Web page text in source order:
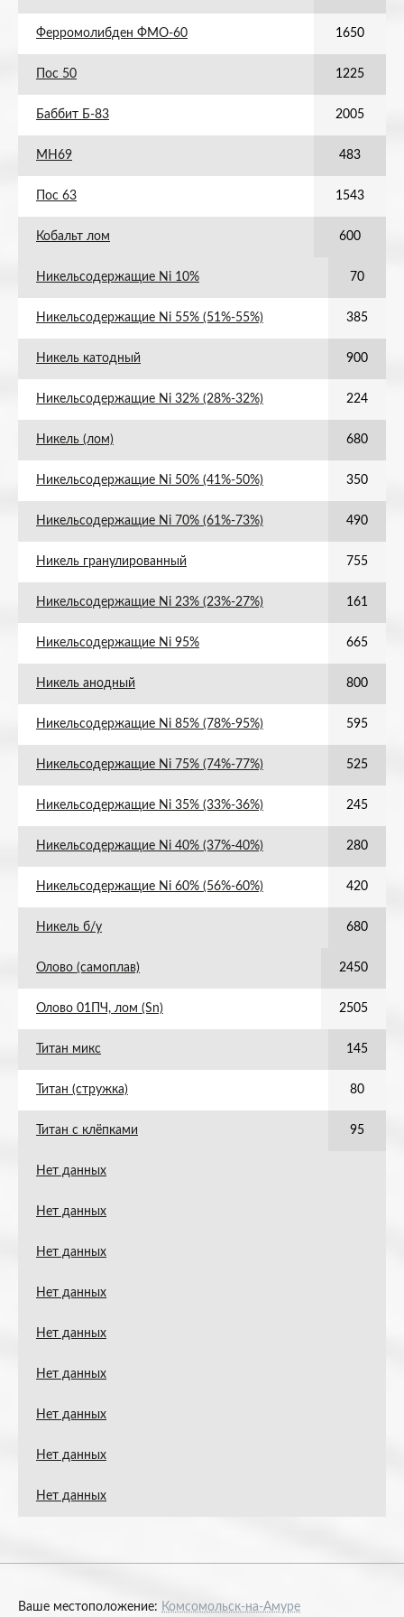
Ферромолибден ФМО-60 1650
Пос 50 1225
Баббит Б-83 2005
МН69 483
Пос 63 1543
Кобальт лом 600
Никельсодержащие Ni 10% 70
Никельсодержащие Ni 55% (51%-55%) 385
Никель катодный 900
Никельсодержащие Ni 32% (28%-32%) 224
Никель (лом) 680
Никельсодержащие Ni 50% (41%-50%) 350
Никельсодержащие Ni 70% (61%-73%) 490
Никель гранулированный 755
Никельсодержащие Ni 23% (23%-27%) 161
Никельсодержащие Ni 95% 665
Никель анодный 800
Никельсодержащие Ni 85% (78%-95%) 595
Никельсодержащие Ni 75% (74%-77%) 525
Никельсодержащие Ni 35% (33%-36%) 245
Никельсодержащие Ni 40% (37%-40%) 280
Никельсодержащие Ni 60% (56%-60%) 420
Никель б/у 680
Олово (самоплав) 2450
Олово 01ПЧ, лом (Sn) 2505
Титан микс 145
Титан (стружка) 80
Титан с клёпками 95
Нет данных
Нет данных
Нет данных
Нет данных
Нет данных
Нет данных
Нет данных
Нет данных
Нет данных
Ваше местоположение: Комсомольск-на-Амуре